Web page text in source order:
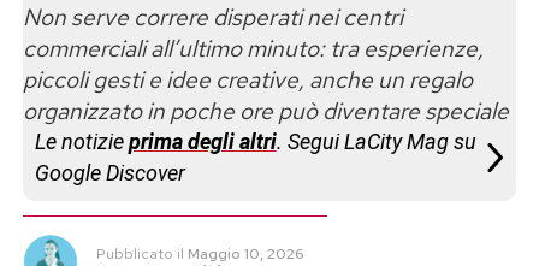
Non serve correre disperati nei centri
commerciali all’ultimo minuto: tra esperienze,
piccoli gesti e idee creative, anche un regalo
organizzato in poche ore può diventare speciale
Le notizieprima degli altri. Segui LaCity Mag su
Google Discover
Pubblicato il Maggio 10, 2026